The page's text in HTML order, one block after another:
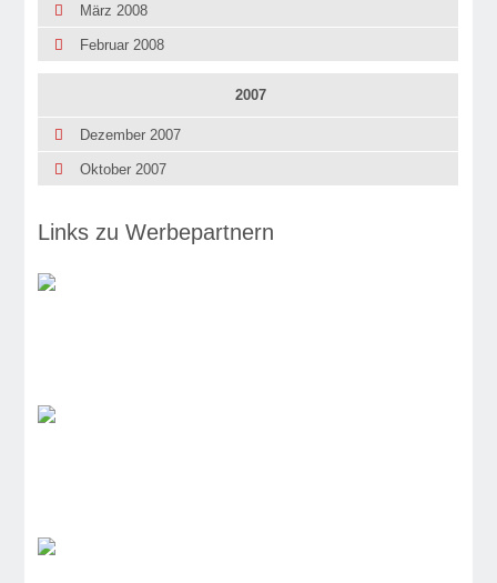
März 2008
Februar 2008
2007
Dezember 2007
Oktober 2007
Links zu Werbepartnern